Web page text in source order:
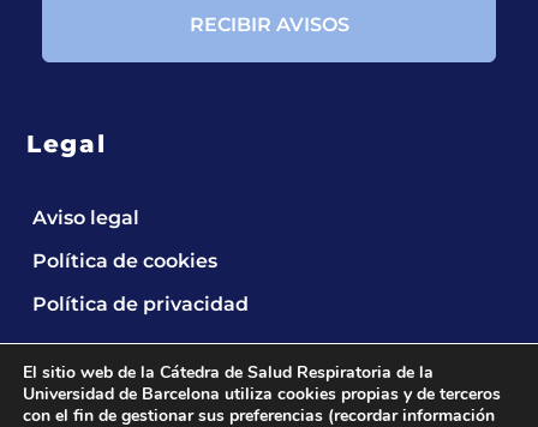
Legal
Aviso legal
Política de cookies
Política de privacidad
El sitio web de la Cátedra de Salud Respiratoria de la
Universidad de Barcelona utiliza cookies propias y de terceros
con el fin de gestionar sus preferencias (recordar información
Entérate de
Nuestras